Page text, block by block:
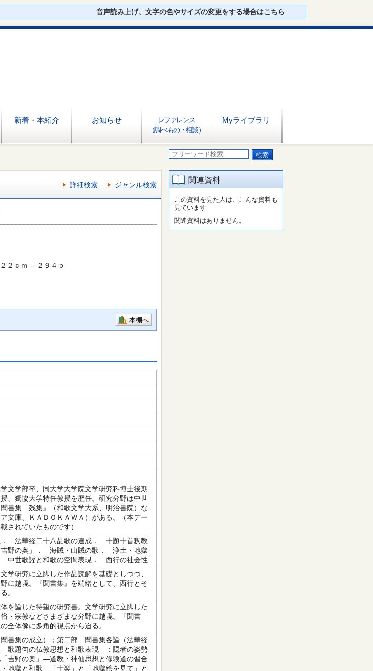
音声読み上げ、文字の色やサイズの変更をする場合はこちら
新着・本紹介 お知らせ
レファレンス
（調べもの・相談）
Myライブラリ
詳細検索 ジャンル検索
２ｃｍ -- ２９４ｐ
本棚へ
文学部卒、同大学大学院文学研究科博士後期
、獨協大学特任教授を歴任。研究分野は中世
書集 残集』（和歌文学大系、明治書院）な
文庫、ＫＡＤＯＫＡＷＡ）がある。（本デー
されていたものです）
法華経二十八品歌の達成． 十題十首釈教
野の奥」． 海賊・山賊の歌． 浄土・地獄
中世歌謡と和歌の空間表現． 西行の社会性
学研究に立脚した作品読解を基礎としつつ、
に越境。『聞書集』を端緒として、西行とそ
。
を論じた待望の研究書。文学研究に立脚した
・宗教などさまざまな分野に越境。『聞書
全体像に多角的視点から迫る。
書集の成立）；第二部 聞書集各論（法華経
歌題句の仏教思想と和歌表現―；隠者の姿勢
吉野の奥」―道教・神仙思想と修験道の習合
地獄と和歌―「十楽」と「地獄絵を見て」と
関連資料
この資料を見た人は、こんな資料も
見ています
関連資料はありません。